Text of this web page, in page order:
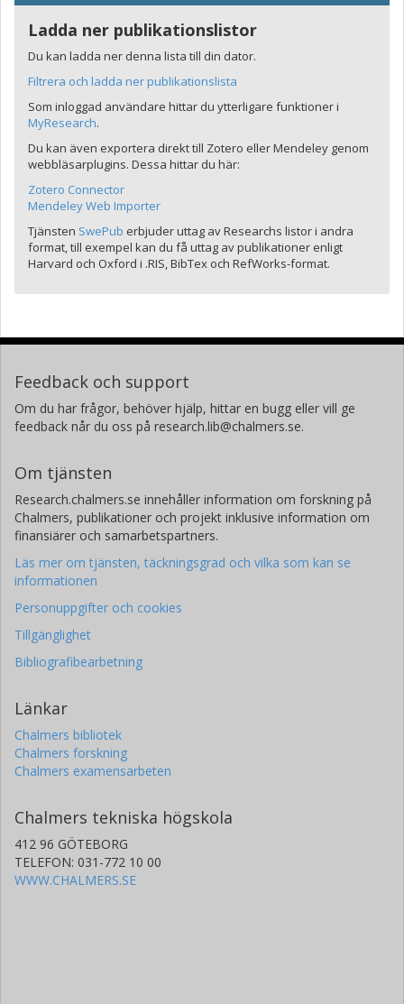
Ladda ner publikationslistor
Du kan ladda ner denna lista till din dator.
Filtrera och ladda ner publikationslista
Som inloggad användare hittar du ytterligare funktioner i
MyResearch.
Du kan även exportera direkt till Zotero eller Mendeley genom
webbläsarplugins. Dessa hittar du här:
Zotero Connector
Mendeley Web Importer
Tjänsten SwePub erbjuder uttag av Researchs listor i andra
format, till exempel kan du få uttag av publikationer enligt
Harvard och Oxford i .RIS, BibTex och RefWorks-format.
Feedback och support
Om du har frågor, behöver hjälp, hittar en bugg eller vill ge
feedback når du oss på research.lib@chalmers.se.
Om tjänsten
Research.chalmers.se innehåller information om forskning på
Chalmers, publikationer och projekt inklusive information om
finansiärer och samarbetspartners.
Läs mer om tjänsten, täckningsgrad och vilka som kan se
informationen
Personuppgifter och cookies
Tillgänglighet
Bibliografibearbetning
Länkar
Chalmers bibliotek
Chalmers forskning
Chalmers examensarbeten
Chalmers tekniska högskola
412 96 GÖTEBORG
TELEFON: 031-772 10 00
WWW.CHALMERS.SE